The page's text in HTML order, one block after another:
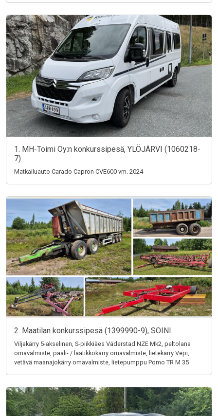
1. MH-Toimi Oy:n konkurssipesä, YLÖJÄRVI (1060218-
7)
Matkailuauto Carado Capron CVE600 vm. 2024
2. Maatilan konkurssipesä (1399990-9), SOINI
Viljakärry 5-akselinen, S-piikkiäes Väderstad NZE Mk2, peltolana
omavalmiste, paali- / laatikkokärry omavalmiste, lietekärry Vepi,
vetävä maanajokärry omavalmiste, lietepumppu Pomo TR M 35